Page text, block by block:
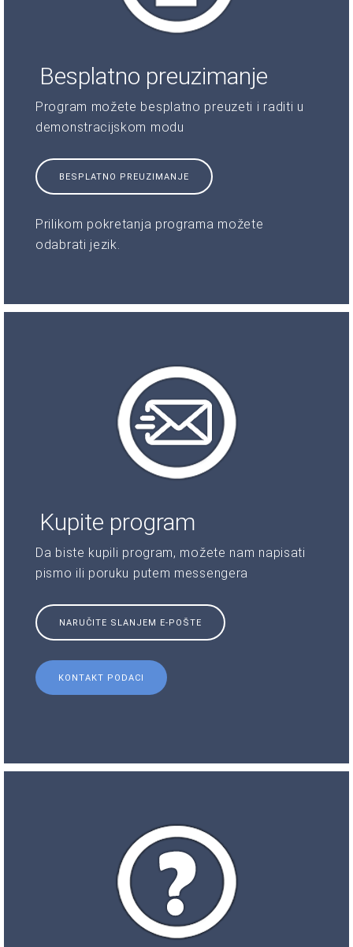
Besplatno preuzimanje
Program možete besplatno preuzeti i raditi u
demonstracijskom modu
BESPLATNO PREUZIMANJE
Prilikom pokretanja programa možete
odabrati jezik.
Kupite program
Da biste kupili program, možete nam napisati
pismo ili poruku putem messengera
NARUČITE SLANJEM E-POŠTE
KONTAKT PODACI